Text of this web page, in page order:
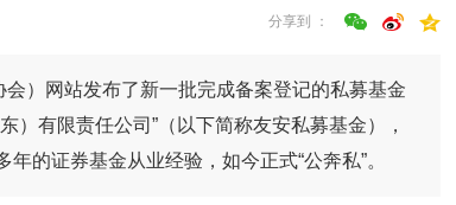
分享到 ：
）网站发布了新一批完成备案登记的私募基金
）有限责任公司”（以下简称友安私募基金），
的证券基金从业经验，如今正式“公奔私”。